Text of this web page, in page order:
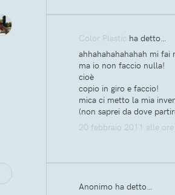
Color Plastic ha detto…
ahhahahahahahah mi fai
ma io non faccio nulla!
cioè
copio in giro e faccio!
mica ci metto la mia
(non saprei da dove
20 febbraio 2011 alle
Anonimo ha detto…